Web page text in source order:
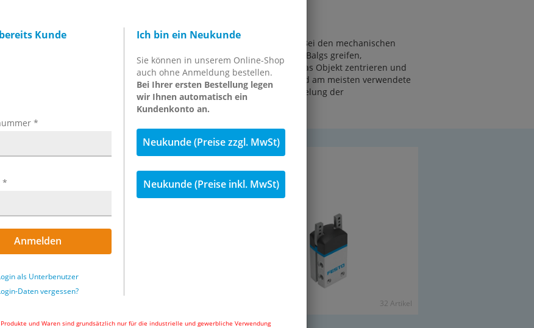
Kunde
*
*
Anmelden
als Unterbenutzer
Daten vergessen?
Ich bin ein Neukunde
Sie können in unserem Online-Shop
auch ohne Anmeldung bestellen.
Bei Ihrer ersten Bestellung legen
wir Ihnen automatisch ein
Kundenkonto an.
Neukunde (Preise zzgl. MwSt)
Neukunde (Preise inkl. MwSt)
und Waren sind grundsätzlich nur für die industrielle und gewerbliche Verwendung
und elektrischen Greifern
für die verschiedensten Anwendungen an. Bei den mechanischen
Es gibt Balggreifer, die durch die Verformung eines elastischen Balgs greifen,
parallel bewegende Finger erfolgt, Dreipunktgreifer, die beim Greifen das Objekt zentrieren und
durch eine Schwenkbewegung der Greiffinger halten. Die mit Abstand am meisten verwendete
Geometrie die der Parallelgreifer.Vereinzelerwerden für die Vereinzelung der
runden das Programm ab.
32 Ar­ti­kel